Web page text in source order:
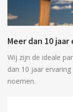
Meer dan 10 jaar
Wij zijn de ideale
dan 10 jaar
noemen.